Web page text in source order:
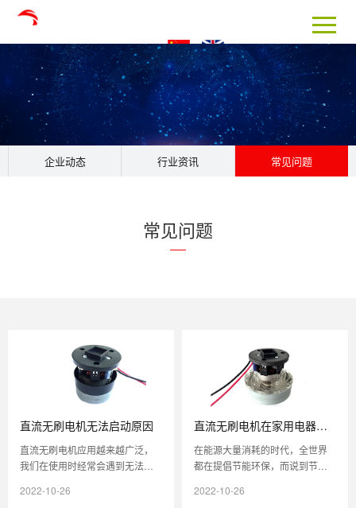
企业动态 行业资讯 常见问题
常见问题
直流无刷电机无法启动原因
直流无刷电机应用越来越广泛，
我们在使用时经常会遇到无法启
怎么还是启动不了？1、电源缺失
2022-10-26
直流无刷电机在家用电器中
的应用
在能源大量消耗的时代，全世界
都在提倡节能环保，而说到节
的优势，在同样的功率之下，能
2022-10-26